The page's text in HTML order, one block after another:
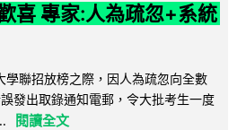
喜 專家:人為疏忽+系統
學聯招放榜之際，因人為疏忽向全數
發出取錄通知電郵，令大批考生一度
閱讀全文